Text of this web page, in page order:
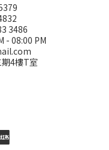
3486
- 08:00 PM
4樓T室